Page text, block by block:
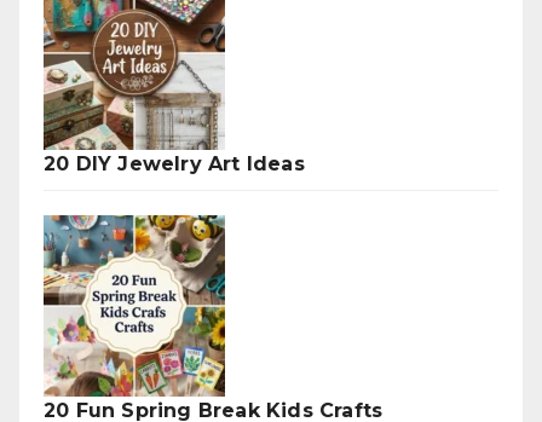
20 DIY Jewelry Art Ideas
20 Fun Spring Break Kids Crafts